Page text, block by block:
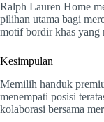
Ralph Lauren Home
pilihan utama bagi
motif bordir khas yang
Kesimpulan
Memilih handuk
menempati posisi
kolaborasi bersama